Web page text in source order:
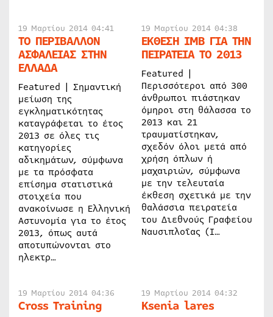
19 Μαρτίου 2014 04:41
ΤΟ ΠΕΡΙΒΑΛΛΟΝ
ΑΣΦΑΛΕΙΑΣ ΣΤΗΝ
ΕΛΛΑΔΑ
Featured | Σημαντική
μείωση της
εγκληματικότητας
καταγράφεται το έτος
2013 σε όλες τις
κατηγορίες
αδικημάτων, σύμφωνα
με τα πρόσφατα
επίσημα στατιστικά
στοιχεία που
ανακοίνωσε η Ελληνική
Αστυνομία για το έτος
2013, όπως αυτά
αποτυπώνονται στο
ηλεκτρ…
19 Μαρτίου 2014 04:38
ΕΚΘΕΣΗ IMB ΓΙΑ ΤΗΝ
ΠΕΙΡΑΤΕΙΑ ΤΟ 2013
Featured |
Περισσότεροι από 300
άνθρωποι πιάστηκαν
όμηροι στη θάλασσα το
2013 και 21
τραυματίστηκαν,
σχεδόν όλοι μετά από
χρήση όπλων ή
μαχαιριών, σύμφωνα
με την τελευταία
έκθεση σχετικά με την
θαλάσσια πειρατεία
του Διεθνούς Γραφείου
Ναυσιπλοΐας (I…
19 Μαρτίου 2014 04:36
Cross Training
19 Μαρτίου 2014 04:32
Ksenia lares